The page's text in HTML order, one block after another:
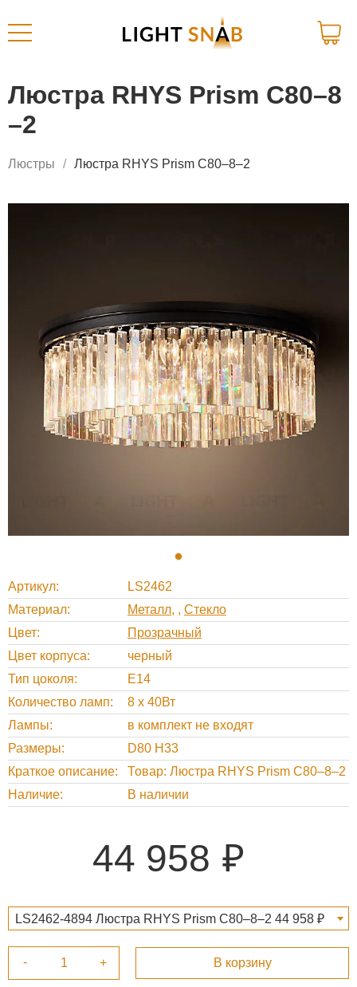
Люстра RHYS Prism C80–8
–2
Люстры Люстра RHYS Prism C80–8–2
Артикул
LS2462
Материал
Металл , Стекло
Цвет
Прозрачный
Цвет корпуса
черный
Тип цоколя
E14
Количество ламп
8 x 40Вт
Лампы
в комплект не входят
Размеры
D80 H33
Краткое описание
Товар: Люстра RHYS Prism C80–8–2
Наличие
В наличии
44 958
LS2462-4894 Люстра RHYS Prism C80–8–2 44 958 ₽